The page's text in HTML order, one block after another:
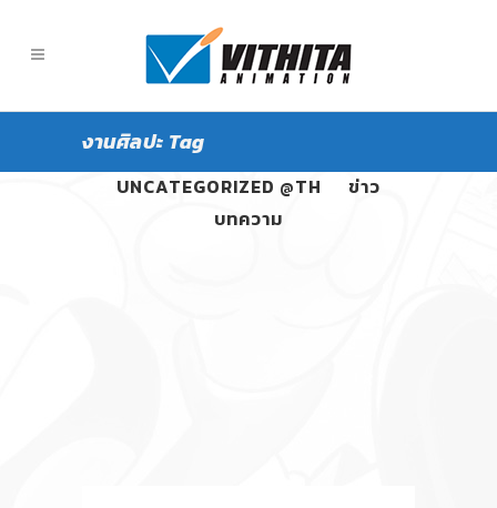
งานศิลปะ Tag
ALL
UNCATEGORIZED @TH
ข่าว
บทความ